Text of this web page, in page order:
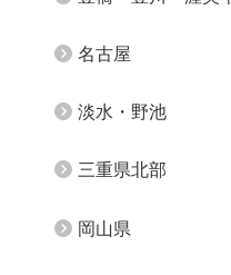
名古屋
淡水・野池
三重県北部
岡山県